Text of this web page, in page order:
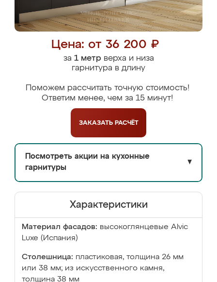
Цена: от 36 200 ₽
за 1 метрверха и низа
гарнитура в длину
Поможем рассчитать точную стоимость!
Ответим менее, чем за 15 минут!
ЗАКАЗАТЬ РАСЧЁТ
Посмотреть акции на кухонные
гарнитуры
▼
Характеристики
Материал фасадов: высокоглянцевые Аlvic
Luxe (Испания)
Столешница: пластиковая, толщина 26 мм
или 38 мм; из искусственного камня,
толщина 38 мм